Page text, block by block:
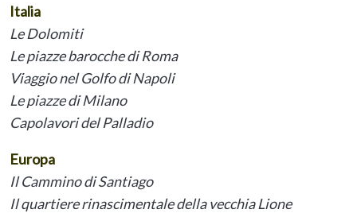
Italia
Le Dolomiti
Le piazze barocche di Roma
Viaggio nel Golfo di Napoli
Le piazze di Milano
Capolavori del Palladio
Europa
Il Cammino di Santiago
Il quartiere rinascimentale della vecchia Lione